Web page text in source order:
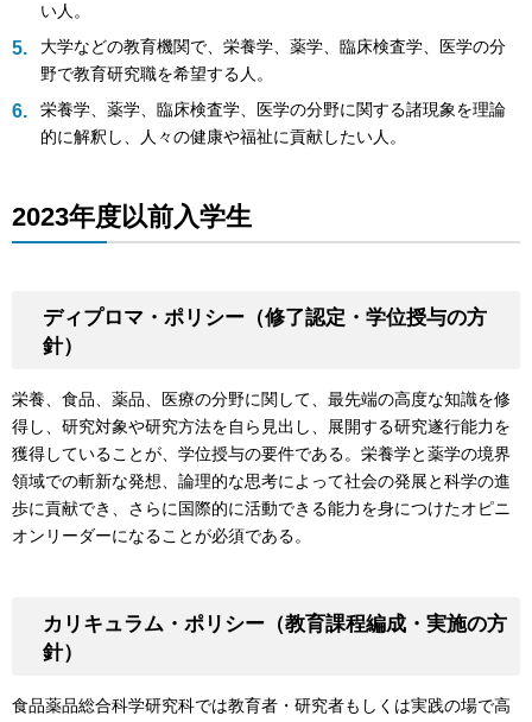
い人。
大学などの教育機関で、栄養学、薬学、臨床検査学、医学の分
野で教育研究職を希望する人。
栄養学、薬学、臨床検査学、医学の分野に関する諸現象を理論
的に解釈し、人々の健康や福祉に貢献したい人。
2023年度以前入学生
ディプロマ・ポリシー（修了認定・学位授与の方
針）
栄養、食品、薬品、医療の分野に関して、最先端の高度な知識を修
得し、研究対象や研究方法を自ら見出し、展開する研究遂行能力を
獲得していることが、学位授与の要件である。栄養学と薬学の境界
領域での斬新な発想、論理的な思考によって社会の発展と科学の進
歩に貢献でき、さらに国際的に活動できる能力を身につけたオピニ
オンリーダーになることが必須である。
カリキュラム・ポリシー（教育課程編成・実施の方
針）
食品薬品総合科学研究科では教育者・研究者もしくは実践の場で高